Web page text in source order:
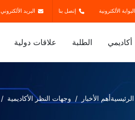
البوابة الألكترونية إتصل بنا البريد الألكتروني
أكاديمي الطلبة علاقات دولية
الرئيسيةأهم الأخبار وجهات النظر الأكاديمية